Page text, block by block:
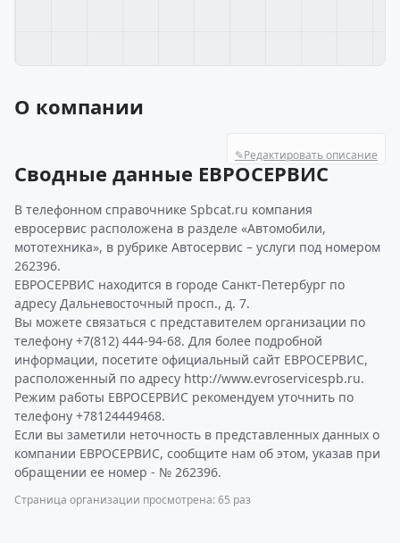
О компании
✎Редактировать описание
Сводные данные ЕВРОСЕРВИС
В телефонном справочнике Spbcat.ru компания
евросервис расположена в разделе «Автомобили,
мототехника», в рубрике Автосервис – услуги под номером
262396.
ЕВРОСЕРВИС находится в городе Санкт-Петербург по
адресу Дальневосточный просп., д. 7.
Вы можете связаться с представителем организации по
телефону +7(812) 444-94-68. Для более подробной
информации, посетите официальный сайт ЕВРОСЕРВИС,
расположенный по адресу http://www.evroservicespb.ru.
Режим работы ЕВРОСЕРВИС рекомендуем уточнить по
телефону +78124449468.
Если вы заметили неточность в представленных данных о
компании ЕВРОСЕРВИС, сообщите нам об этом, указав при
обращении ее номер - № 262396.
Страница организации просмотрена: 65 раз